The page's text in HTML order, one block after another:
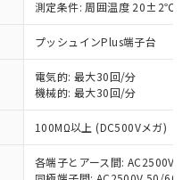
測定条件: 周囲温度 20±2℃、
プッシュインPlus端子台
電気的: 最大30回/分
機械的: 最大30回/分
100MΩ以上 (DC500Vメガ)
各端子とアース間: AC2500V
だき、同意のうえ
制御機器事業取扱
および標準価格
いただくもので
扱商品の中には、
となる商品もある
指令（10物質）の
、対応品を出す予
中または確認中の
など無形物で、有
商品です。
非含有部品として
率が中国RoHSの
します。
有率が中国RoHSの
を示します。